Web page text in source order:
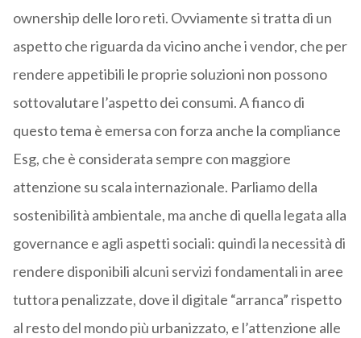
ownership delle loro reti. Ovviamente si tratta di un
aspetto che riguarda da vicino anche i vendor, che per
rendere appetibili le proprie soluzioni non possono
sottovalutare l’aspetto dei consumi. A fianco di
questo tema è emersa con forza anche la compliance
Esg, che è considerata sempre con maggiore
attenzione su scala internazionale. Parliamo della
sostenibilità ambientale, ma anche di quella legata alla
governance e agli aspetti sociali: quindi la necessità di
rendere disponibili alcuni servizi fondamentali in aree
tuttora penalizzate, dove il digitale “arranca” rispetto
al resto del mondo più urbanizzato, e l’attenzione alle